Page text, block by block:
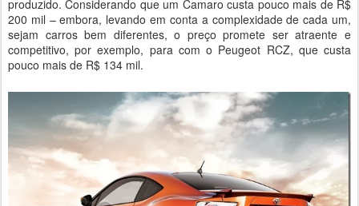
produzido. Considerando que um Camaro custa pouco mais de R$
200 mil – embora, levando em conta a complexidade de cada um,
sejam carros bem diferentes, o preço promete ser atraente e
competitivo, por exemplo, para com o Peugeot RCZ, que custa
pouco mais de R$ 134 mil.